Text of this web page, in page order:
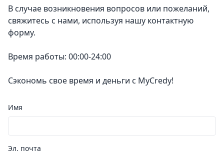
В случае возникновения вопросов или пожеланий,
свяжитесь с нами, используя нашу контактную
форму.
Время работы: 00:00-24:00
Сэкономь свое время и деньги с MyCredy!
Имя
Эл. почта